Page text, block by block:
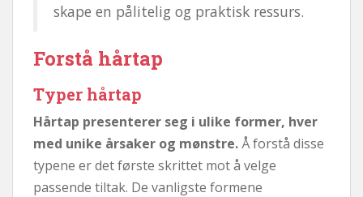
skape en pålitelig og praktisk ressurs.
Forstå hårtap
Typer hårtap
Hårtap presenterer seg i ulike former, hver
med unike årsaker og mønstre.Å forstå disse
typene er det første skrittet mot å velge
passende tiltak. De vanligste formene